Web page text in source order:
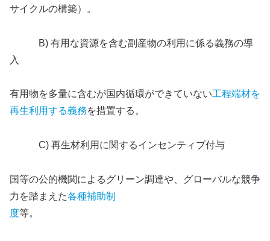
サイクルの構築）。
B) 有用な資源を含む副産物の利用に係る義務の導
入
有用物を多量に含むが国内循環ができていない工程端材を
再生利用する義務を措置する。
C) 再生材利用に関するインセンティブ付与
国等の公的機関によるグリーン調達や、グローバルな競争
力を踏まえた各種補助制
度等。